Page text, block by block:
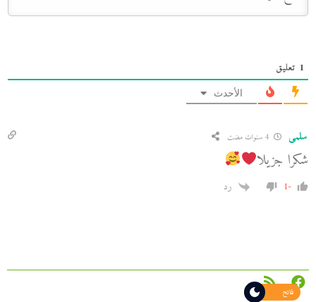
1 تعليق
الأحدث
سلمى
شكرا جزيلا
-1 رد
فاتح